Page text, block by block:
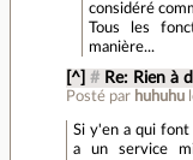
considéré
Tous les
manière...
[^] # Re: Rien à
Posté par huhuhu
Si y'en a qui
a un service